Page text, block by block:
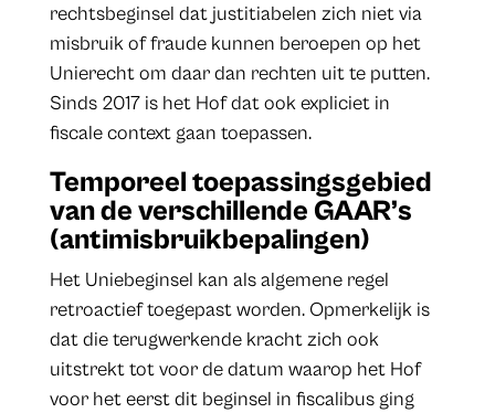
rechtsbeginsel dat justitiabelen zich niet via
misbruik of fraude kunnen beroepen op het
Unierecht om daar dan rechten uit te putten.
Sinds 2017 is het Hof dat ook expliciet in
fiscale context gaan toepassen.
Temporeel toepassingsgebied
van de verschillende GAAR’s
(antimisbruikbepalingen)
Het Uniebeginsel kan als algemene regel
retroactief toegepast worden. Opmerkelijk is
dat die terugwerkende kracht zich ook
uitstrekt tot voor de datum waarop het Hof
voor het eerst dit beginsel in fiscalibus ging